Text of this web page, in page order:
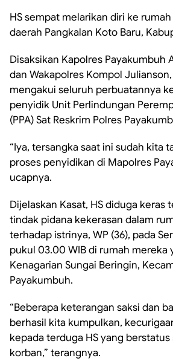
HS sempat melarikan diri ke
daerah Pangkalan Koto Baru,
Disaksikan Kapolres Payakumbuh
dan Wakapolres Kompol
mengakui seluruh perbuatannya
penyidik Unit Perlindungan
(PPA) Sat Reskrim Polres
“Iya, tersangka saat ini sudah kita
proses penyidikan di Mapolres
ucapnya.
Dijelaskan Kasat, HS diduga keras
tindak pidana kekerasan dalam
terhadap istrinya, WP (36), pada
pukul 03.00 WIB di rumah mereka
Kenagarian Sungai Beringin,
Payakumbuh.
“Beberapa keterangan saksi dan
berhasil kita kumpulkan,
kepada terduga HS yang berstatus
korban,” terangnya.